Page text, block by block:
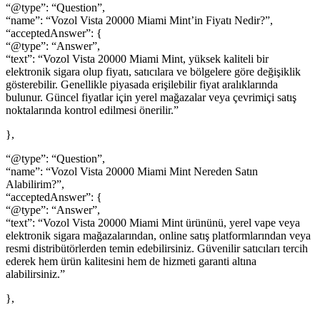
“@type”: “Question”,
“name”: “Vozol Vista 20000 Miami Mint’in Fiyatı Nedir?”,
“acceptedAnswer”: {
“@type”: “Answer”,
“text”: “Vozol Vista 20000 Miami Mint, yüksek kaliteli bir
elektronik sigara olup fiyatı, satıcılara ve bölgelere göre değişiklik
gösterebilir. Genellikle piyasada erişilebilir fiyat aralıklarında
bulunur. Güncel fiyatlar için yerel mağazalar veya çevrimiçi satış
noktalarında kontrol edilmesi önerilir.”
},
“@type”: “Question”,
“name”: “Vozol Vista 20000 Miami Mint Nereden Satın
Alabilirim?”,
“acceptedAnswer”: {
“@type”: “Answer”,
“text”: “Vozol Vista 20000 Miami Mint ürününü, yerel vape veya
elektronik sigara mağazalarından, online satış platformlarından veya
resmi distribütörlerden temin edebilirsiniz. Güvenilir satıcıları tercih
ederek hem ürün kalitesini hem de hizmeti garanti altına
alabilirsiniz.”
},